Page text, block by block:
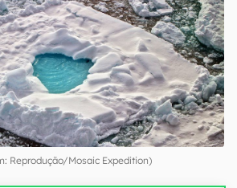
Reprodução/Mosaic Expedition)